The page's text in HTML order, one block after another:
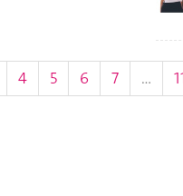
4 5 6 7 …